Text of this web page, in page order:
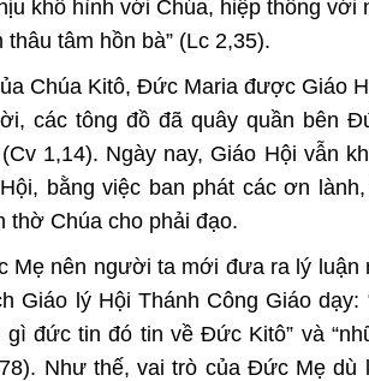
khổ hình với Chúa, hiệp thông
tâm hồn bà” (Lc 2,35).
Chúa Kitô, Ðức Maria được Giáo
các tông đồ đã quây quần bên
1,14). Ngày nay, Giáo Hội vẫn
bằng việc ban phát các ơn
thờ Chúa cho phải đạo.
nên người ta mới đưa ra lý luận
Giáo lý Hội Thánh Công Giáo
đức tin đó tin về Đức Kitô” và
Như thế, vai trò của Đức Mẹ dù